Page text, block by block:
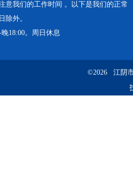
意我们的工作时间 。以下是我们的正常
除外。
18:00。周日休息
©2026 江阴